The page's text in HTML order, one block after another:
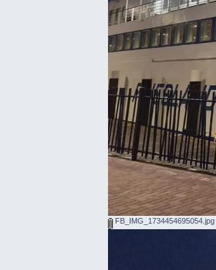
FB_IMG_1734454695054.jpg